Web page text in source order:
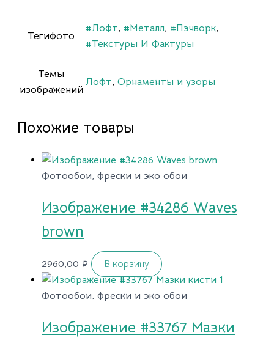
Тегифото
#Лофт, #Металл, #Пэчворк,
#Текстуры И Фактуры
Темы
изображений
Лофт, Орнаменты и узоры
Похожие товары
Фотообои, фрески и эко обои
Изображение #34286 Waves
brown
2960,00 ₽ В корзину
Фотообои, фрески и эко обои
Изображение #33767 Мазки